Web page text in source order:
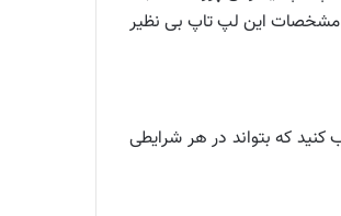
ادامه برای آشنایی با مشخصات این لپ تاپ بی نظیر
کنید که بتواند در هر شرایطی